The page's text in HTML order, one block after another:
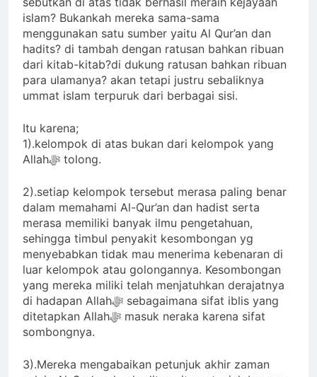
islam? Bukankah mereka sama-sama
menggunakan satu sumber yaitu Al Qur’an dan
hadits? di tambah dengan ratusan bahkan ribuan
dari kitab-kitab?di dukung ratusan bahkan ribuan
para ulamanya? akan tetapi justru sebaliknya
ummat islam terpuruk dari berbagai sisi.
Itu karena;
1).kelompok di atas bukan dari kelompok yang
Allahﷻ tolong.
2).setiap kelompok tersebut merasa paling benar
dalam memahami Al-Qur’an dan hadist serta
merasa memiliki banyak ilmu pengetahuan,
sehingga timbul penyakit kesombongan yg
menyebabkan tidak mau menerima kebenaran di
luar kelompok atau golongannya. Kesombongan
yang mereka miliki telah menjatuhkan derajatnya
di hadapan Allahﷻ sebagaimana sifat iblis yang
ditetapkan Allahﷻ masuk neraka karena sifat
sombongnya.
3).Mereka mengabaikan petunjuk akhir zaman